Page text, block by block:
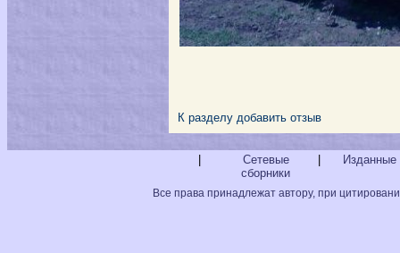
К разделу добавить отзыв
Сетевые
сборники
Изданные
Все права принадлежат автору, при